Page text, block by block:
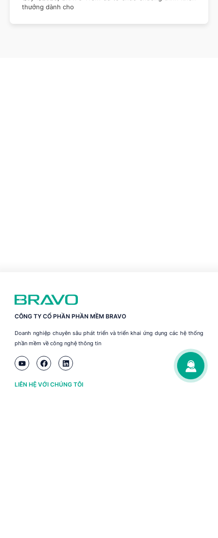
thưởng dành cho
CÔNG TY CỔ PHẦN PHẦN MỀM BRAVO
Doanh nghiệp chuyên sâu phát triển và triển khai ứng dụng các hệ thống
phần mềm về công nghệ thông tin
LIÊN HỆ VỚI CHÚNG TÔI